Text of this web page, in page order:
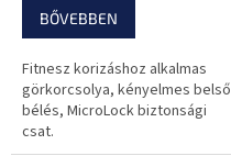
BŐVEBBEN
Fitnesz korizáshoz alkalmas
görkorcsolya, kényelmes belső
bélés, MicroLock biztonsági
csat.